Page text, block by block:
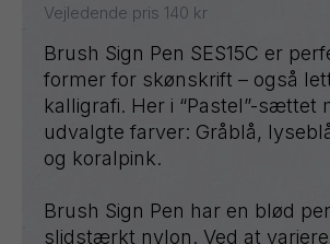
Vejledende pris 140 kr
Brush Sign Pen SES15C er
former for skønskrift – også
kalligrafi. Her i “Pastel”-sættet
udvalgte farver: Gråblå,
og koralpink.
Brush Sign Pen har en blød
slidstærkt nylon. Ved at